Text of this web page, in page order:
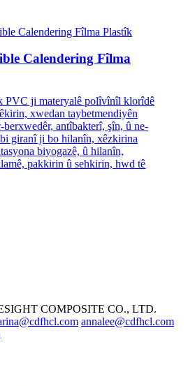
Calendering Fîlma
PVC ji materyalê polîvînîl klorîdê
xwedan taybetmendiyên
berxwedêr, antîbakterî, şîn, û ne-
giranî ji bo hilanîn, xêzkirina
biyogazê, û hilanîn,
pakkirin û sehkirin, hwd tê
COMPOSITE CO., LTD.
annalee@cdfhcl.com